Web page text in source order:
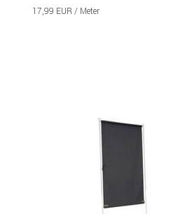
17,99 EUR / Meter